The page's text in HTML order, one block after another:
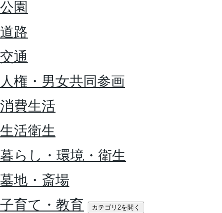
公園
道路
交通
人権・男女共同参画
消費生活
生活衛生
暮らし・環境・衛生
墓地・斎場
子育て・教育
カテゴリ2を開く